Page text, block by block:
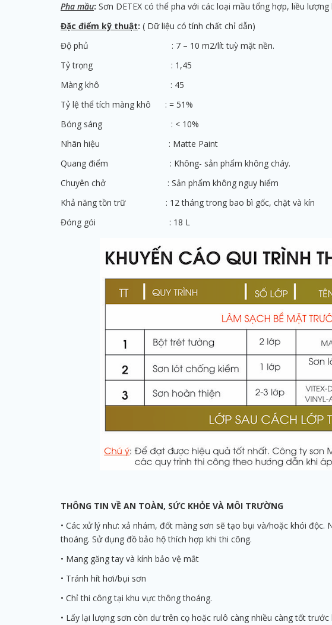
Pha mầu: Sơn DETEX có thể pha với các loại mầu tổng hợp, liều lượng
Đặc điểm kỹ thuật: ( Dữ liệu có tính chất chỉ dẫn)
Độ phủ : 7 – 10 m2/lít tuỳ mặt nền.
Tỷ trọng : 1,45
Màng khô : 45
Tỷ lệ thể tích màng khô : = 51%
Bóng sáng : < 10%
Nhãn hiệu : Matte Paint
Quang điểm : Không- sản phẩm không cháy.
Chuyên chở : Sản phẩm không nguy hiểm
Khả năng tồn trữ : 12 tháng trong bao bì gốc, chặt và kín
Đóng gói : 18 L
THÔNG TIN VỀ AN TOÀN, SỨC KHỎE VÀ MÔI TRƯỜNG
• Các xử lý như: xả nhám, đốt màng sơn sẽ tạo bụi và/hoặc khói
thoáng. Sử dụng đồ bảo hộ thích hợp khi thi công.
• Mang găng tay và kính bảo vệ mắt
• Tránh hít hơi/bụi sơn
• Chỉ thi công tại khu vực thông thoáng.
• Lấy lại lượng sơn còn dư trên cọ hoặc rulô càng nhiều càng tốt trước